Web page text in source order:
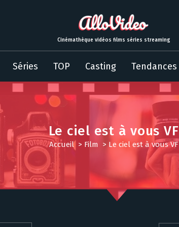
Cinémathèque vidéos films séries streaming
Séries TOP Casting Tendances
Le ciel est à vous VF
Accueil> Film > Le ciel est à vous VF